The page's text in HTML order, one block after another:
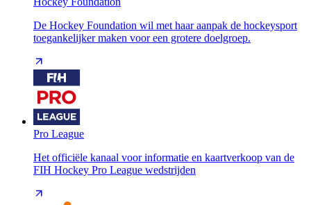
De Hockey Foundation wil met haar aanpak de hockeysport
toegankelijker maken voor een grotere doelgroep.
Pro League
Het officiële kanaal voor informatie en kaartverkoop van de
FIH Hockey Pro League wedstrijden